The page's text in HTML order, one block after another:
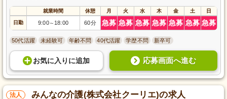
就業時間 休憩 月 火 水 木 金 土 日
日勤 9:00～ 18:00 60分 急募 急募 急募 急募 急募 急募 急募
50代活躍 未経験可 年齢不問 40代活躍 学歴不問 新卒可
お気に入り に追加 応募画面へ進む
法人 みんなの介護(株式会社クーリエ)の求人